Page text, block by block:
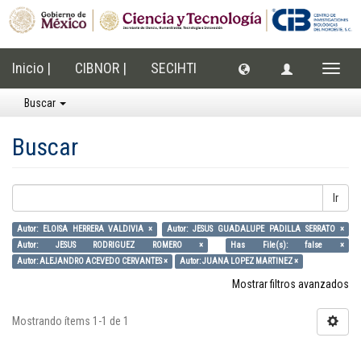
Inicio | CIBNOR | SECIHTI
Buscar
Buscar
Ir
Autor: ELOISA HERRERA VALDIVIA ×
Autor: JESUS GUADALUPE PADILLA SERRATO ×
Autor: JESUS RODRIGUEZ ROMERO ×
Has File(s): false ×
Autor: ALEJANDRO ACEVEDO CERVANTES ×
Autor: JUANA LOPEZ MARTINEZ ×
Mostrar filtros avanzados
Mostrando ítems 1-1 de 1